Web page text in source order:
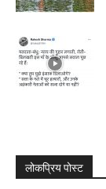
लोकप्रिय पोस्ट